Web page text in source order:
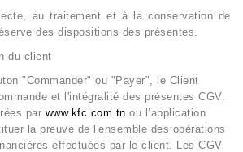
au traitement et à la conservation de
des dispositions des présentes.
du client
"Commander" ou "Payer", le Client
et l'intégralité des présentes CGV.
par www.kfc.com.tn ou l’application
la preuve de l'ensemble des opérations
effectuées par le client. Les CGV